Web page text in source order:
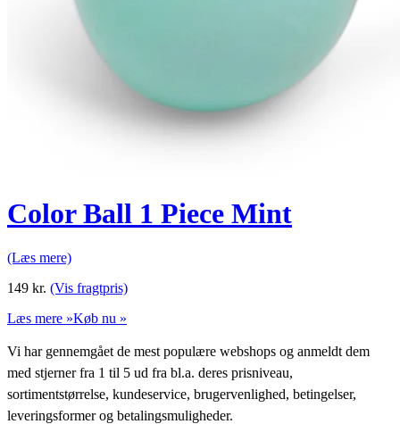
Color Ball 1 Piece Mint
(Læs mere)
149 kr. (Vis fragtpris)
Læs mere »Køb nu »
Vi har gennemgået de mest populære webshops og anmeldt dem
med stjerner fra 1 til 5 ud fra bl.a. deres prisniveau,
sortimentstørrelse, kundeservice, brugervenlighed, betingelser,
leveringsformer og betalingsmuligheder.